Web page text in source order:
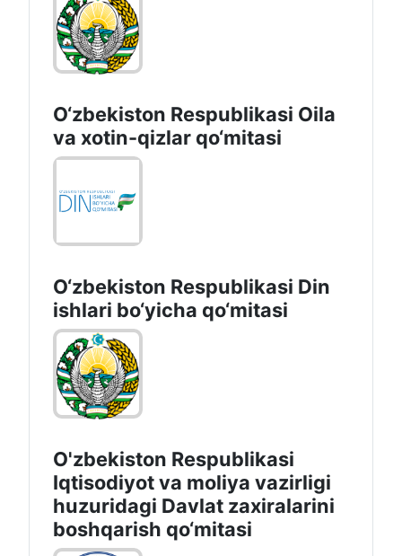
O‘zbekiston Respublikasi Oila
va xotin-qizlar qo‘mitasi
O‘zbekiston Respublikаsi Din
ishlаri bo‘yichа qo‘mitаsi
O'zbekiston Respublikasi
Iqtisodiyot va moliya vazirligi
huzuridаgi Dаvlаt zаxirаlаrini
boshqаrish qo‘mitаsi